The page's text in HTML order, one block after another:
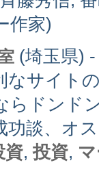
作家)
(埼玉県) -
なサイト
らドンド
功談、オ
資,投資,